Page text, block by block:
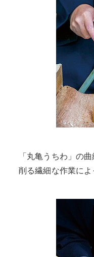
「丸亀うちわ」の
削る繊細な作業によ